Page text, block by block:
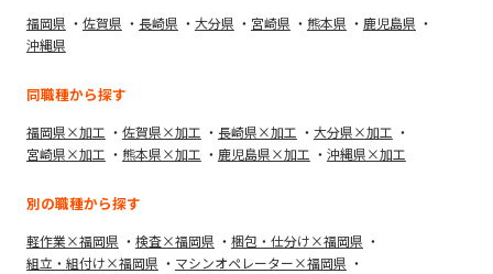
福岡県 佐賀県 長崎県 大分県 宮崎県 熊本県
鹿児島県
沖縄県
同職種から探す
福岡県×加工 佐賀県×加工 長崎県×加工
大分県×加工
宮崎県×加工
熊本県×加工 鹿児島県×加工 沖縄県×加工
別の職種から探す
軽作業×福岡県 検査×福岡県
梱包・仕分け×福岡県
組立・組付け×福岡県
マシンオペレーター×福岡県